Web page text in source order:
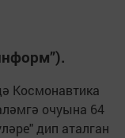
Космонавтика
очуына 64
дип аталган